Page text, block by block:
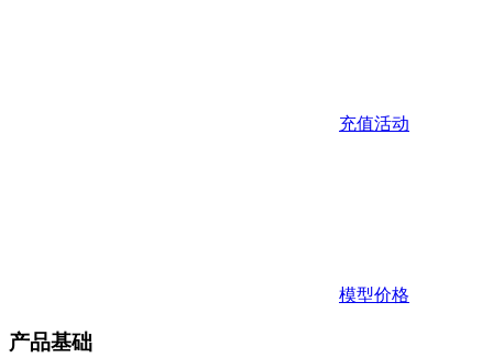
充值活动
模型价格
产品基础